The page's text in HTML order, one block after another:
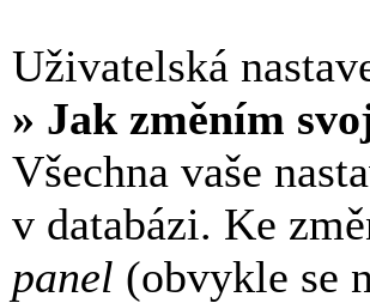
Uživatelská
» Jak změním
Všechna vaše
v databázi. Ke
panel (obvykle se